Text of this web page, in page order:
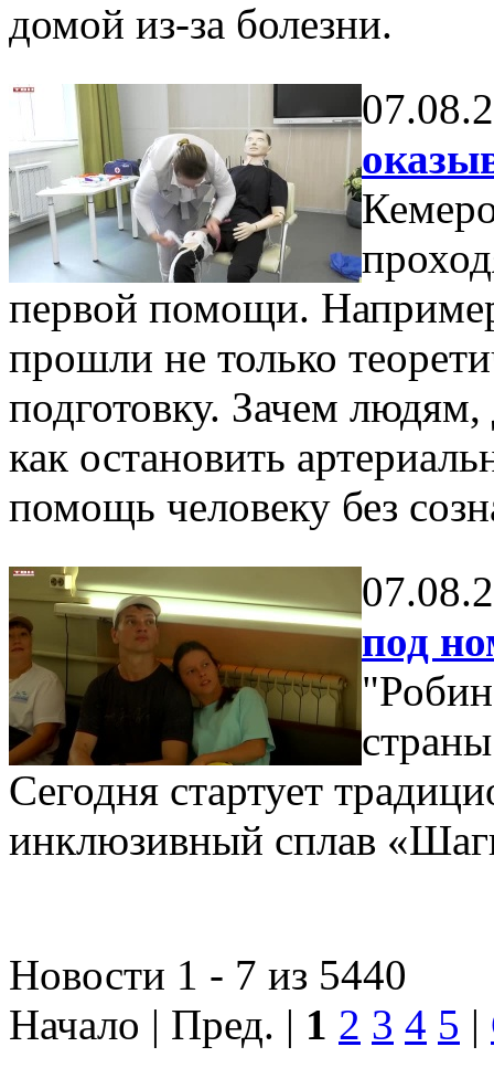
домой из-за болезни.
первой помощи.
прошли не только
подготовку. Зачем
как остановить
помощь человеку без
под
Сегодня стартует
инклюзивный сплав
Новости 1 - 7 из 5440
Начало | Пред. | 1 2 3 4 5 |